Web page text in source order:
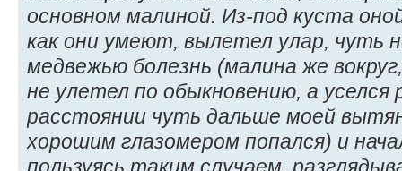
основном малиной. Из-под куста
как они умеют, вылетел улар, чуть
медвежью болезнь (малина же
не улетел по обыкновению, а уселся
расстоянии чуть дальше моей
хорошим глазомером попался) и